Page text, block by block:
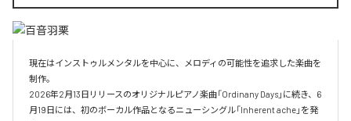
現在はインストゥルメンタルを中心に、メロディの可能性を追求した楽曲を
制作。
2026年2月13日リリースのオリジナルピアノ楽曲「Ordinany Days」に続き、6
月19日には、初のボーカル作品となるニューシングル「Inherent ache」を発